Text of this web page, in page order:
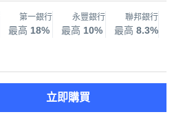
第一銀行
最高 18%
永豐銀行
最高 10%
聯邦銀行
最高 8.3%
立即購買